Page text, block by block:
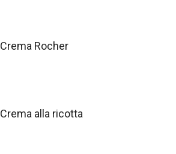
Crema Rocher
Crema alla ricotta